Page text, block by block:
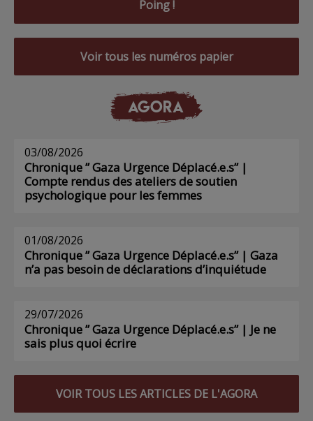
Poing !
Voir tous les numéros papier
AGORA
03/08/2026
Chronique ” Gaza Urgence Déplacé.e.s” |
Compte rendus des ateliers de soutien
psychologique pour les femmes
01/08/2026
Chronique ” Gaza Urgence Déplacé.e.s” | Gaza
n’a pas besoin de déclarations d’inquiétude
29/07/2026
Chronique ” Gaza Urgence Déplacé.e.s” | Je ne
sais plus quoi écrire
VOIR TOUS LES ARTICLES DE L'AGORA